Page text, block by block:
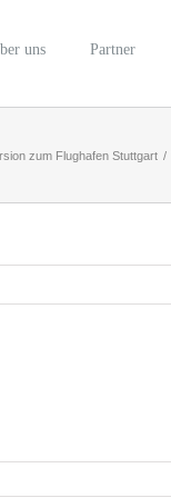
uns Partner
zum Flughafen Stuttgart /